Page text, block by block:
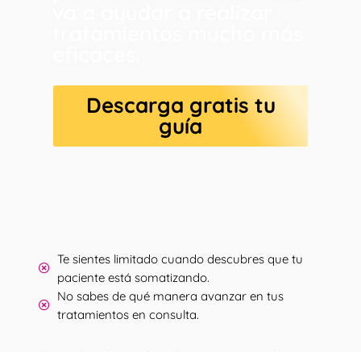
Descarga gratis tu
guía
Te sientes limitado cuando descubres que tu
paciente está somatizando.
No sabes de qué manera avanzar en tus
tratamientos en consulta.